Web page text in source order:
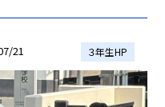
21 ３年生HP